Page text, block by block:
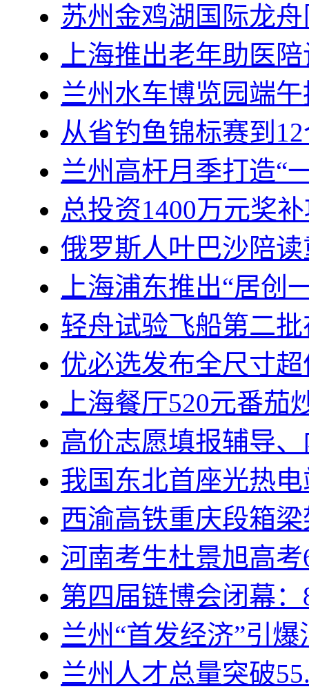
苏州金鸡湖国际龙
上海推出老年助医
兰州水车博览园端
从省钓鱼锦标赛到
兰州高杆月季打造“
总投资1400万元奖
俄罗斯人叶巴沙陪
上海浦东推出“居创
轻舟试验飞船第二
优必选发布全尺寸
上海餐厅520元番
高价志愿填报辅导
我国东北首座光热
西渝高铁重庆段箱
河南考生杜景旭高
第四届链博会闭幕
兰州“首发经济”引
兰州人才总量突破